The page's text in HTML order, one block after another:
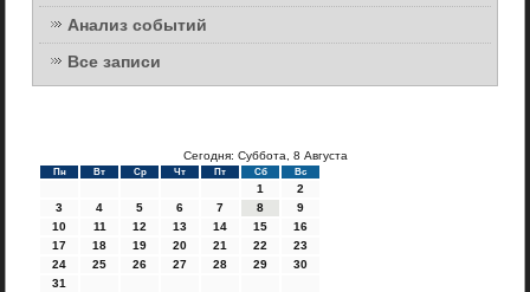
Анализ событий
Все записи
Сегодня: Суббота, 8 Августа
Пн Вт Ср Чт Пт Сб Вс
1
2
3
4 5 6 7 8
9
10
11 12 13 14 15
16
17
18 19 20 21 22
23
24
25 26 27 28 29
30
31